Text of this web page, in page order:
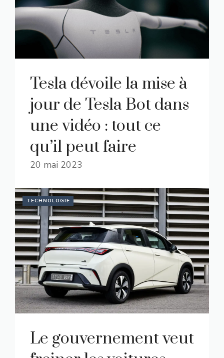
Tesla dévoile la mise à
jour de Tesla Bot dans
une vidéo : tout ce
qu’il peut faire
20 mai 2023
TECHNOLOGIE
Le gouvernement veut